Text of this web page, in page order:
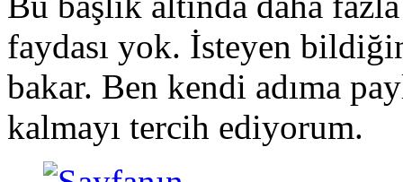
faydası yok. İsteyen
bakar. Ben kendi adıma
kalmayı tercih ediyorum.